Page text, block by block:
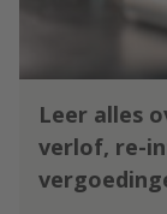
Leer alles
verlof, re-